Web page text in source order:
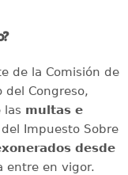
de la Comisión de
del Congreso,
las multas e
Impuesto Sobre
desde
entre en vigor.